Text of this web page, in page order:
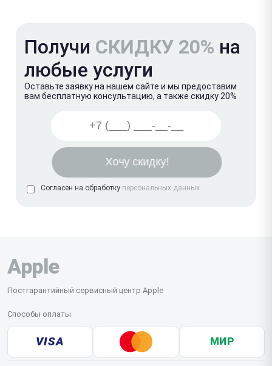
Получи СКИДКУ 20% на
любые услуги
Оставьте заявку на нашем сайте и мы предоставим
вам бесплатную консультацию, а также скидку 20%
Согласен на обработку персональных данных
Apple
Постгарантийный сервисный центр Apple
Способы оплаты
VISA МИР